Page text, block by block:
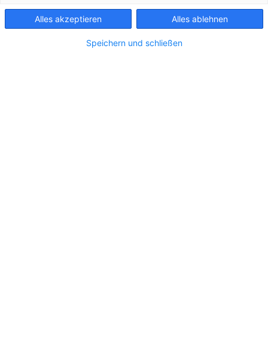
Alles akzeptieren Alles ablehnen
Speichern und schließen